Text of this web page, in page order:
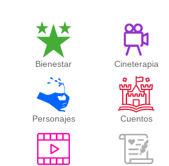
Bienestar Cineterapia
Personajes Cuentos